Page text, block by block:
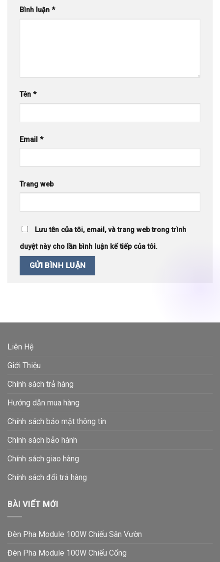
Bình luận *
Tên *
Email *
Trang web
Lưu tên của tôi, email, và trang web trong trình
duyệt này cho lần bình luận kế tiếp của tôi.
Liên Hệ
Giới Thiệu
Chính sách trả hàng
Hướng dẫn mua hàng
Chính sách bảo mật thông tin
Chính sách bảo hành
Chính sách giao hàng
Chính sách đổi trả hàng
BÀI VIẾT MỚI
Đèn Pha Module 100W Chiếu Sân Vườn
Đèn Pha Module 100W Chiếu Cổng